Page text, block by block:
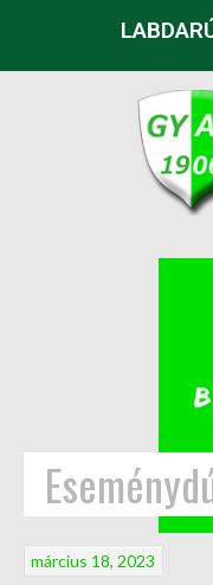
március 18, 2023